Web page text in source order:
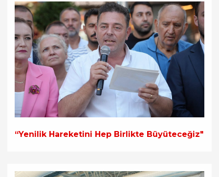
“Yenilik Hareketini Hep Birlikte Büyüteceğiz"